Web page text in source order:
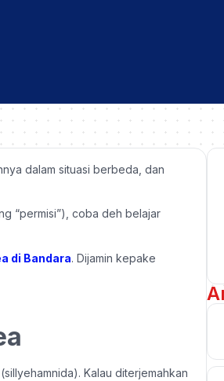
dalam situasi berbeda, dan
“permisi”), coba deh belajar
di Bandara. Dijamin kepake
Kalau diterjemahkan